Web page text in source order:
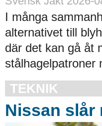
I många
alternativet till
där det kan gå åt
stålhagelpatroner
TEKNIK
Nissan slår